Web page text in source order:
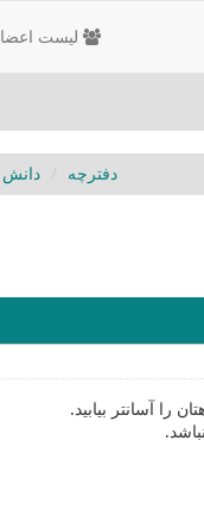
لیست اعضا
دفترچه دانش
را آسانتر بیابید.